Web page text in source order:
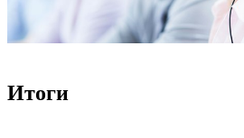
Итоги